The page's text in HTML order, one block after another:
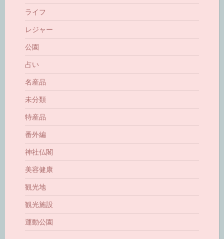
ライフ
レジャー
公園
占い
名産品
未分類
特産品
番外編
神社仏閣
美容健康
観光地
観光施設
運動公園